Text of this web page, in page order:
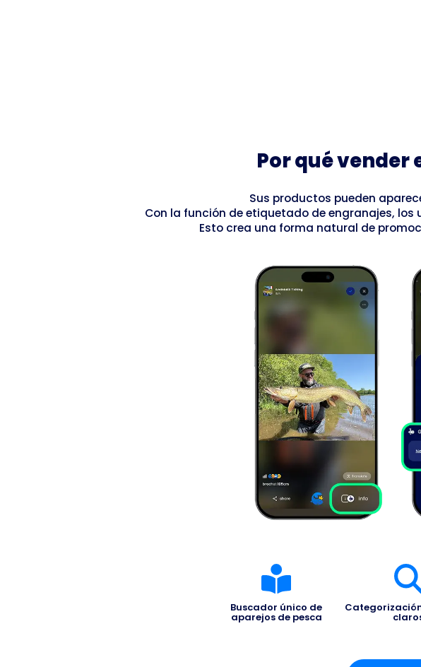
Por qué
Sus productos pueden
Con la función de etiquetado de engranajes,
Esto crea una forma natural de
Buscador único de
aparejos de pesca